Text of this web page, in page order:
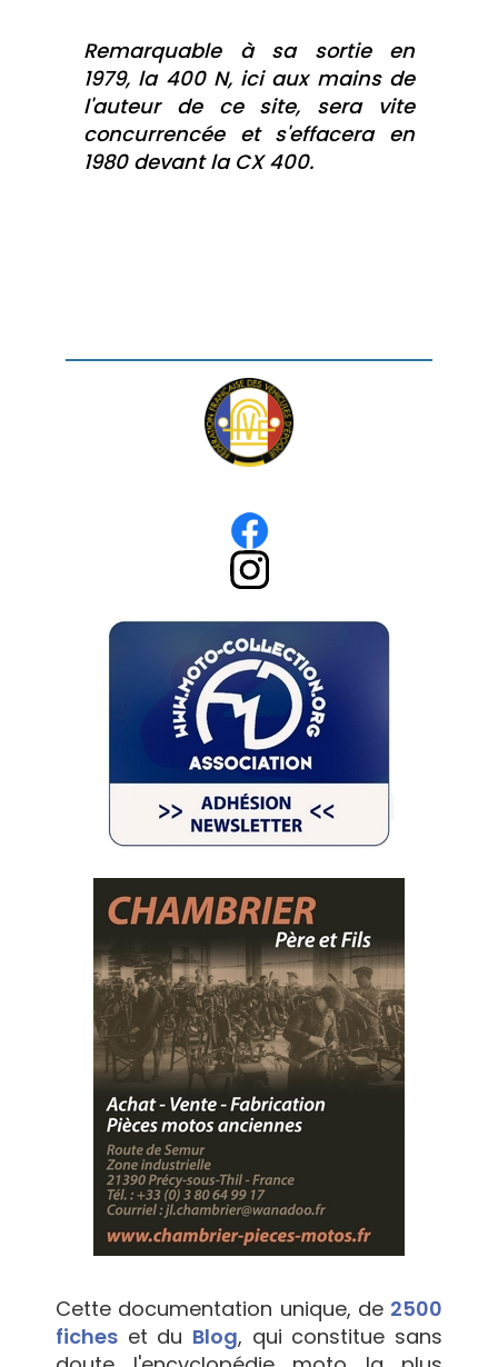
Remarquable à sa sortie en
1979, la 400 N, ici aux mains de
l'auteur de ce site, sera vite
concurrencée et s'effacera en
1980 devant la CX 400.
Cette documentation unique, de 2500
fiches et du Blog, qui constitue sans